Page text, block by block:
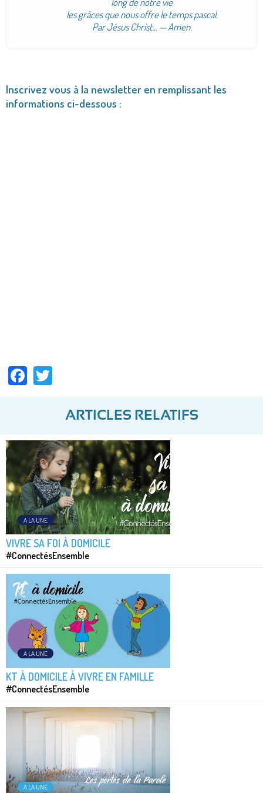
les grâces que nous offre le temps pascal.
Par Jésus Christ… — Amen.
Inscrivez vous à la newsletter en remplissant les
informations ci-dessous :
Facebook
ARTICLES RELATIFS
A LA UNE
VIVRE SA FOI À DOMICILE
#ConnectésEnsemble
A LA UNE
KT À DOMICILE À VIVRE EN FAMILLE
#ConnectésEnsemble
A LA UNE